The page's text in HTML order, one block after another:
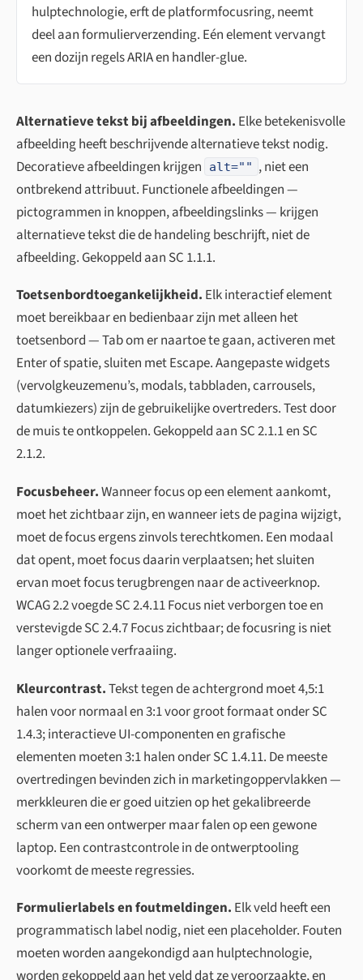
hulptechnologie, erft de platformfocusring, neemt
deel aan formulierverzending. Eén element vervangt
een dozijn regels ARIA en handler-glue.
Alternatieve tekst bij afbeeldingen. Elke betekenisvolle
afbeelding heeft beschrijvende alternatieve tekst nodig.
Decoratieve afbeeldingen krijgen
alt="" , niet een
ontbrekend attribuut. Functionele afbeeldingen —
pictogrammen in knoppen, afbeeldingslinks — krijgen
alternatieve tekst die de handeling beschrijft, niet de
afbeelding. Gekoppeld aan SC 1.1.1.
Toetsenbordtoegankelijkheid. Elk interactief element
moet bereikbaar en bedienbaar zijn met alleen het
toetsenbord — Tab om er naartoe te gaan, activeren met
Enter of spatie, sluiten met Escape. Aangepaste widgets
(vervolgkeuzemenu’s, modals, tabbladen, carrousels,
datumkiezers) zijn de gebruikelijke overtreders. Test door
de muis te ontkoppelen. Gekoppeld aan SC 2.1.1 en SC
2.1.2.
Focusbeheer.Wanneer focus op een element aankomt,
moet het zichtbaar zijn, en wanneer iets de pagina wijzigt,
moet de focus ergens zinvols terechtkomen. Een modaal
dat opent, moet focus daarin verplaatsen; het sluiten
ervan moet focus terugbrengen naar de activeerknop.
WCAG 2.2 voegde SC 2.4.11 Focus niet verborgen toe en
verstevigde SC 2.4.7 Focus zichtbaar; de focusring is niet
langer optionele verfraaiing.
Kleurcontrast.Tekst tegen de achtergrond moet 4,5:1
halen voor normaal en 3:1 voor groot formaat onder SC
1.4.3; interactieve UI-componenten en grafische
elementen moeten 3:1 halen onder SC 1.4.11. De meeste
overtredingen bevinden zich in marketingoppervlakken —
merkkleuren die er goed uitzien op het gekalibreerde
scherm van een ontwerper maar falen op een gewone
laptop. Een contrastcontrole in de ontwerptooling
voorkomt de meeste regressies.
Formulierlabels en foutmeldingen. Elk veld heeft een
programmatisch label nodig, niet een placeholder. Fouten
moeten worden aangekondigd aan hulptechnologie,